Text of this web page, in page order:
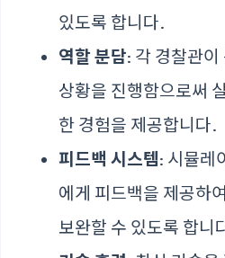
있도록 합니다.
역할 분담: 각 경찰관
상황을 진행함으로써
한 경험을 제공합니다.
피드백 시스템: 시뮬레
에게 피드백을 제공하
보완할 수 있도록 합니